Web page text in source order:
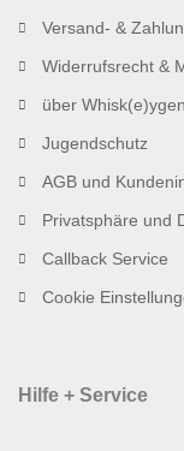
Versand- &
Widerrufsrecht &
über
Jugendschutz
AGB und
Privatsphäre und
Callback Service
Cookie
Hilfe + Service